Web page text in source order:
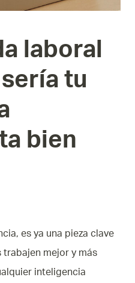
laboral
sería tu
bien
es ya una pieza clave
trabajen mejor y más
inteligencia